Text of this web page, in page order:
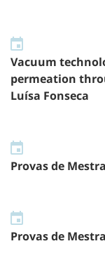
Vacuum
permeation
Luísa Fonseca
Provas de
Provas de